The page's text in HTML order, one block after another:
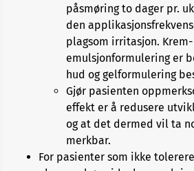
påsmøring to dager pr.
den
plagsom irritasjon.
emulsjonformulering er
hud og gelformulering
Gjør pasienten
effekt er å redusere
og at det dermed vil ta
merkbar.
For pasienter som ikke